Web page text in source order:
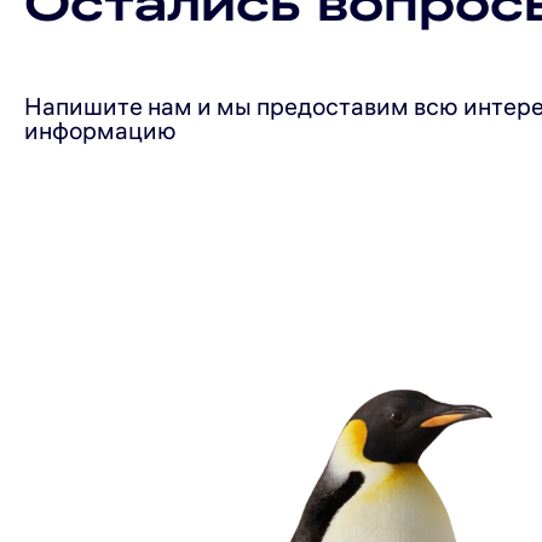
сгорания. Это упрощает установку и делает
NORDFROST GF 100 W — это сочетание
Гарантия на газовые водонагреватели NORDFROST –
Напишите нам и мы предоставим всю
информацию